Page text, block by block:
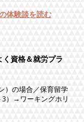
体験談を読む
資格＆就労プラ
）の場合／保育留学
3）→ワーキングホリ